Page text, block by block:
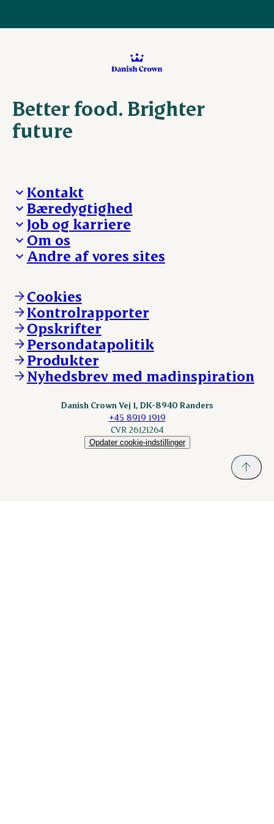
Better food. Brighter
future
Kontakt
Besøg Danish Crown
Presse og nyheder
Reklamationer
Whistleblower
Øvrige henvendelser
Bæredygtighed
Fra jord til bord
Hverdagen
Ansvarlighed og nøgletal
Job og karriere
Arbejd med os
Ledige stillinger
Om os
Hvem er vi
Vores resultater
Vores lokationer
Kontakt
Andre af vores sites
Andelsejere - kreatur
Danishcrownprofessional.com
DAT-Schaub.com
ESS-FOOD.com
Fonden Dansk Gastronomi
KLS.se
nordicspoor.com
Scanhide.dk
Cookies
Kontrolrapporter
Opskrifter
Persondatapolitik
Produkter
Nyhedsbrev med madinspiration
Danish Crown Vej 1, DK-8940 Randers
+45 8919 1919
CVR 26121264
Opdater cookie-indstillinger